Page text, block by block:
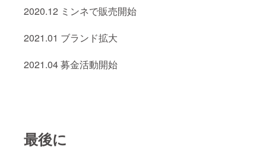
2020.12 ミンネで販売開始
2021.01 ブランド拡大
2021.04 募金活動開始
最後に